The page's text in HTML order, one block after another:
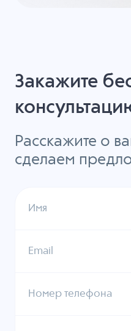
Закажите
Расскажите о
сделаем
Имя
Email
Номер телефона